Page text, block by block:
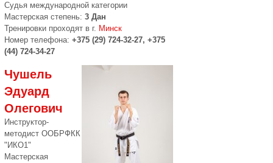
Судья международной категории
Мастерская степень:3 Дан
Тренировки проходят в г. Минск
Номер телефона:+375 (29) 724-32-27, +375
(44) 724-34-27
Чушель
Эдуард
Олегович
Инструктор-
методист ООБРФКК
"ИКО1"
Мастерская